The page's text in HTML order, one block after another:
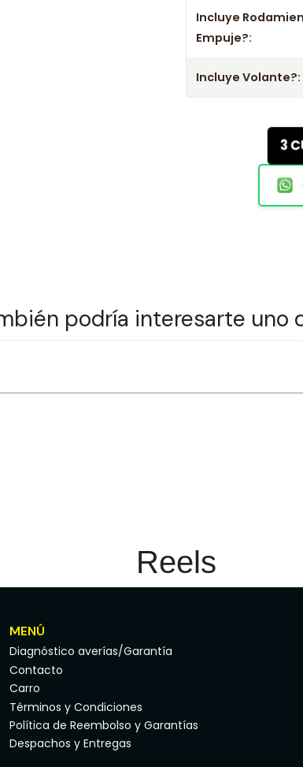
- Mejora el
- No olvides
Incluye
Empuje?:
Incluye Volante?:
3
podría interesarte uno
Reels
MENÚ
Diagnóstico averías/Garantía
Contacto
Carro
Términos y Condiciones
Política de Reembolso y Garantías
Despachos y Entregas